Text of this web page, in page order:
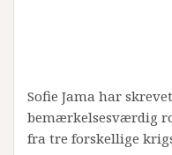
Sofie Jama har
bemærkelsesværdig
fra tre forskellige